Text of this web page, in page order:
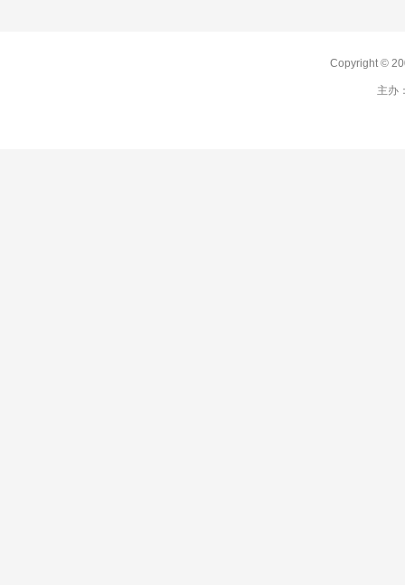
Copyright ©
主办